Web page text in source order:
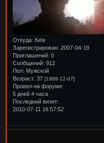
Откуда: Київ
Зарегистрирован: 2007-04-19
Приглашений: 0
Сообщений: 912
Пол: Мужской
Возраст: 37[1988-12-07]
Провел на форуме:
5 дней 4 часа
Последний визит:
2010-07-11 16:57:52